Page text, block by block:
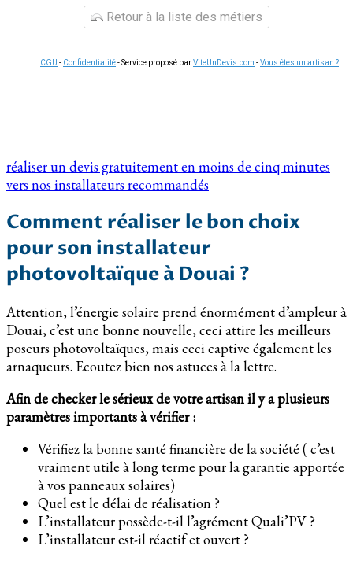
Retour à la liste des métiers
CGU - Confidentialité- Service proposé parViteUnDevis.com -Vous êtes un artisan ?
réaliser un devis gratuitement en moins de cinq minutes
vers nos installateurs recommandés
Comment réaliser le bon choix
pour son installateur
photovoltaïque à Douai ?
Attention, l’énergie solaire prend énormément d’ampleur à
Douai, c’est une bonne nouvelle, ceci attire les meilleurs
poseurs photovoltaïques, mais ceci captive également les
arnaqueurs. Ecoutez bien nos astuces à la lettre.
Afin de checker le sérieux de votre artisan il y a plusieurs
paramètres importants à vérifier :
Vérifiez la bonne santé financière de la société ( c’est
vraiment utile à long terme pour la garantie apportée
à vos panneaux solaires)
Quel est le délai de réalisation ?
L’installateur possède-t-il l’agrément Quali’PV ?
L’installateur est-il réactif et ouvert ?